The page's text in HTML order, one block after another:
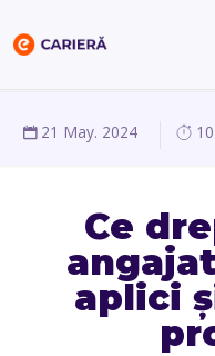
21 May. 2024
Ce
aplici